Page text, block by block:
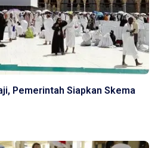
Pemerintah Siapkan Skema